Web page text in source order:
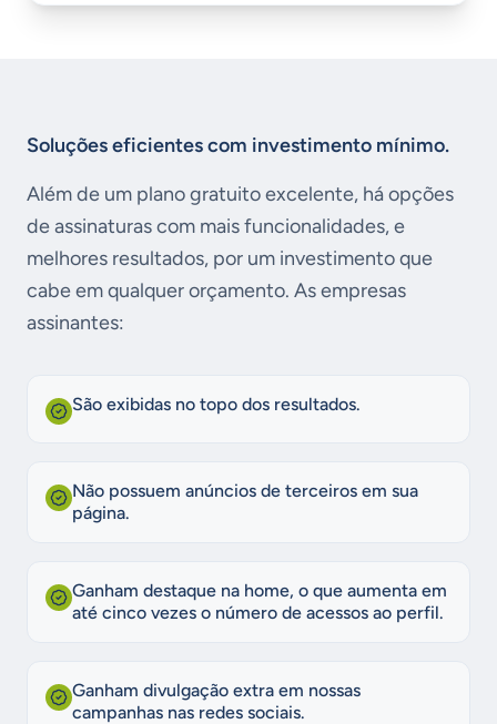
Soluções eficientes com investimento mínimo.
Além de um plano gratuito excelente, há opções
de assinaturas com mais funcionalidades, e
melhores resultados, por um investimento que
cabe em qualquer orçamento. As empresas
assinantes:
São exibidas no topo dos resultados.
Não possuem anúncios de terceiros em sua
página.
Ganham destaque na home, o que aumenta em
até cinco vezes o número de acessos ao perfil.
Ganham divulgação extra em nossas
campanhas nas redes sociais.